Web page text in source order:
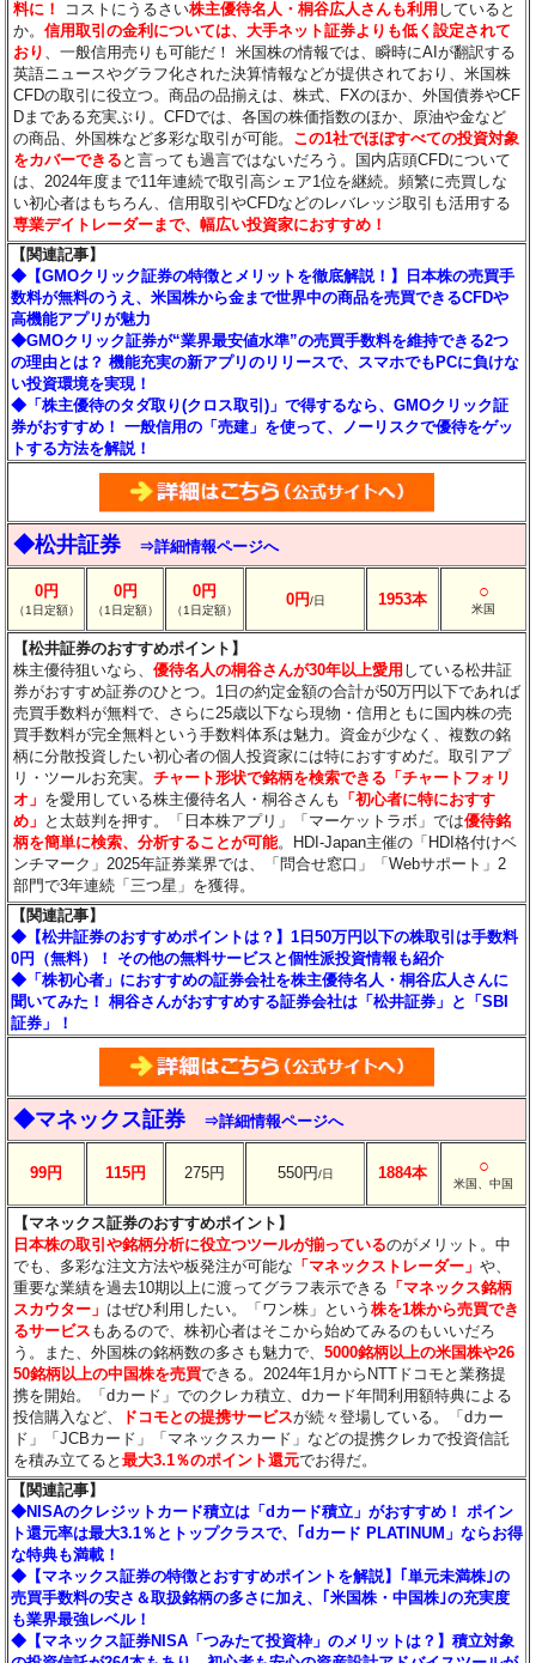
料に！ コストにうるさい株主優待名人・桐谷広人さんも利用 していると
か。信用取引の金利については、大手ネット証券よりも低く設定されて
おり 、一般信用売りも可能だ！ 米国株の情報では、瞬時にAIが翻訳する
英語ニュースやグラフ化された決算情報などが提供されており、米国株
CFDの取引に役立つ。商品の品揃えは、株式、FXのほか、外国債券やCF
Dまである充実ぶり。CFDでは、各国の株価指数のほか、原油や金など
の商品、外国株など多彩な取引が可能。 この1社でほぼすべての投資対象
をカバーできる と言っても過言ではないだろう。国内店頭CFDについて
は、2024年度まで11年連続で取引高シェア1位を継続。頻繁に売買しな
い初心者はもちろん、信用取引やCFDなどのレバレッジ取引も活用する
専業デイトレーダーまで、幅広い投資家におすすめ！
【関連記事】
◆【GMOクリック証券の特徴とメリットを徹底解説！】日本株の売買手
数料が無料のうえ、米国株から金まで世界中の商品を売買できるCFDや
高機能アプリが魅力
◆GMOクリック証券が“業界最安値水準”の売買手数料を維持できる2つ
の理由とは？ 機能充実の新アプリのリリースで、スマホでもPCに負けな
い投資環境を実現！
◆「株主優待のタダ取り(クロス取引)」で得するなら、GMOクリック証
券がおすすめ！ 一般信用の「売建」を使って、ノーリスクで優待をゲッ
トする方法を解説！
◆松井証券 ⇒詳細情報ページへ
0円
（1日定額）
0円
（1日定額）
0円
（1日定額）
0円/日 1953本 ○
米国
【松井証券のおすすめポイント】
株主優待狙いなら、優待名人の桐谷さんが30年以上愛用 している松井証
券がおすすめ証券のひとつ。1日の約定金額の合計が50万円以下であれば
売買手数料が無料で、さらに25歳以下なら現物・信用ともに国内株の売
買手数料が完全無料という手数料体系は魅力。資金が少なく、複数の銘
柄に分散投資したい初心者の個人投資家には特におすすめだ。取引アプ
リ・ツールお充実。チャート形状で銘柄を検索できる「チャートフォリ
オ」 を愛用している株主優待名人・桐谷さんも 「初心者に特におすす
め」 と太鼓判を押す。「日本株アプリ」「マーケットラボ」では優待銘
柄を簡単に検索、分析することが可能。HDI-Japan主催の「HDI格付けベ
ンチマーク」2025年証券業界では、「問合せ窓口」「Webサポート」2
部門で3年連続「三つ星」を獲得。
【関連記事】
◆【松井証券のおすすめポイントは？】1日50万円以下の株取引は手数料
0円（無料）！ その他の無料サービスと個性派投資情報も紹介
◆「株初心者」におすすめの証券会社を株主優待名人・桐谷広人さんに
聞いてみた！ 桐谷さんがおすすめする証券会社は「松井証券」と「SBI
証券」！
◆マネックス証券 ⇒詳細情報ページへ
99円 115円 275円 550円/日 1884本 ○
米国、中国
【マネックス証券のおすすめポイント】
日本株の取引や銘柄分析に役立つツールが揃っているのがメリット。中
でも、多彩な注文方法や板発注が可能な 「マネックストレーダー」や、
重要な業績を過去10期以上に渡ってグラフ表示できる 「マネックス銘柄
スカウター」 はぜひ利用したい。「ワン株」という株を1株から売買でき
るサービス もあるので、株初心者はそこから始めてみるのもいいだろ
う。また、外国株の銘柄数の多さも魅力で、5000銘柄以上の米国株や26
50銘柄以上の中国株を売買できる。2024年1月からNTTドコモと業務提
携を開始。「dカード」でのクレカ積立、dカード年間利用額特典による
投信購入など、
ドコモとの提携サービスが続々登場している。「dカー
ド」「JCBカード」「マネックスカード」などの提携クレカで投資信託
を積み立てると最大3.1％のポイント還元でお得だ。
【関連記事】
◆NISAのクレジットカード積立は「dカード積立」がおすすめ！ ポイン
ト還元率は最大3.1％とトップクラスで、｢dカード PLATINUM」ならお得
な特典も満載！
◆【マネックス証券の特徴とおすすめポイントを解説】｢単元未満株｣の
売買手数料の安さ＆取扱銘柄の多さに加え、｢米国株・中国株｣の充実度
も業界最強レベル！
◆【マネックス証券NISA「つみたて投資枠」のメリットは？】積立対象